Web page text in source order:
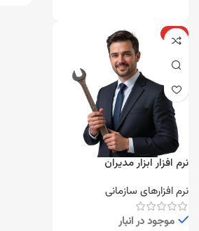
نرم افزار ابزار مدیران
نرم افزارهای سازمانی
موجود در انبار